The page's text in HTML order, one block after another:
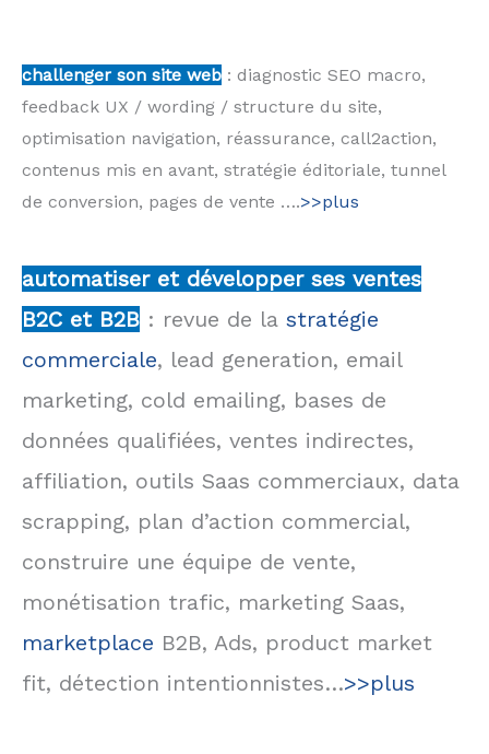
challenger son site web : diagnostic SEO macro,
feedback UX / wording / structure du site,
optimisation navigation, réassurance, call2action,
contenus mis en avant, stratégie éditoriale, tunnel
de conversion, pages de vente ….>>plus
automatiser et développer ses ventes
B2C et B2B : revue de la stratégie
commerciale, lead generation, email
marketing, cold emailing, bases de
données qualifiées, ventes indirectes,
affiliation, outils Saas commerciaux, data
scrapping, plan d’action commercial,
construire une équipe de vente,
monétisation trafic, marketing Saas,
marketplace B2B, Ads, product market
fit, détection intentionnistes…>>plus